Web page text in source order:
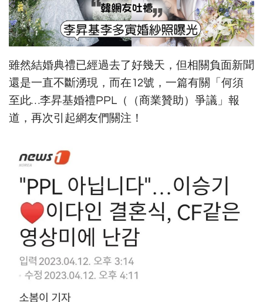
雖然結婚典禮已經過去了好幾天，但相關負面新聞
還是一直不斷湧現，而在12號，一篇有關「何須
至此…李昇基婚禮PPL（（商業贊助）爭議」報
道，再次引起網友們關注！